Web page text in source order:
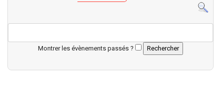
Montrer les évènements passés ?